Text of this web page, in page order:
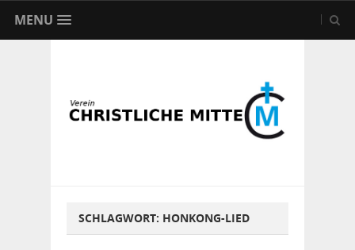
MENU
SCHLAGWORT: HONKONG-LIED